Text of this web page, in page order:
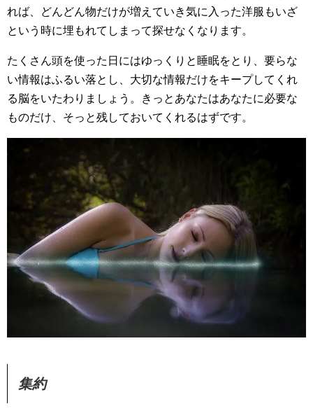
れば、どんどん物だけが増えていき気に入った洋服もいざ
という時に埋もれてしまって探せなくなります。
たくさん頭を使った日にはゆっくりと睡眠をとり、要らな
い情報はふるい落とし、大切な情報だけをキープしてくれ
る脳をいたわりましょう。きっとあなたはあなたに必要な
ものだけ、そっと残しておいてくれるはずです。
集約